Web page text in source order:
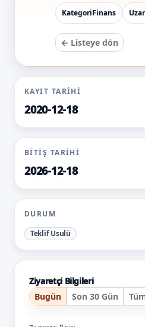
KategoriFinans
← Listeye dön
KAYIT TARIHI
2020-12-18
BITIŞ TARIHI
2026-12-18
DURUM
Teklif Usulü
Ziyaretçi Bilgileri
Bugün
Son 30 Gün